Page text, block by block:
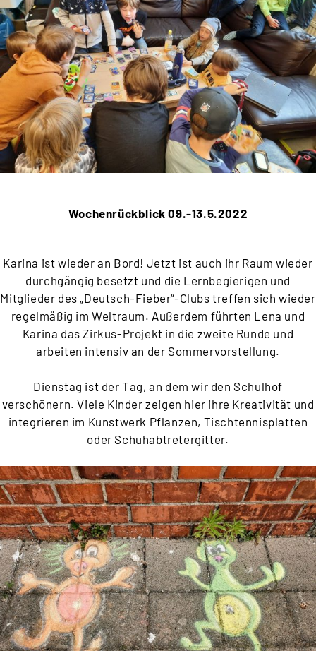
Wochenrückblick 09.-13.5.2022
Karina ist wieder an Bord! Jetzt ist auch ihr Raum wieder
durchgängig besetzt und die Lernbegierigen und
Mitglieder des „Deutsch-Fieber“-Clubs treffen sich wieder
regelmäßig im Weltraum. Außerdem führten Lena und
Karina das Zirkus-Projekt in die zweite Runde und
arbeiten intensiv an der Sommervorstellung.
Dienstag ist der Tag, an dem wir den Schulhof
verschönern. Viele Kinder zeigen hier ihre Kreativität und
integrieren im Kunstwerk Pflanzen, Tischtennisplatten
oder Schuhabtretergitter.